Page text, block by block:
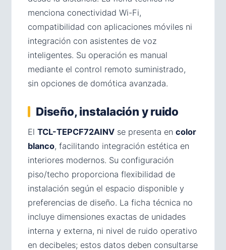
menciona conectividad Wi-Fi,
compatibilidad con aplicaciones móviles ni
integración con asistentes de voz
inteligentes. Su operación es manual
mediante el control remoto suministrado,
sin opciones de domótica avanzada.
Diseño, instalación y ruido
El TCL-TEPCF72AINV se presenta en color
blanco, facilitando integración estética en
interiores modernos. Su configuración
piso/techo proporciona flexibilidad de
instalación según el espacio disponible y
preferencias de diseño. La ficha técnica no
incluye dimensiones exactas de unidades
interna y externa, ni nivel de ruido operativo
en decibeles; estos datos deben consultarse